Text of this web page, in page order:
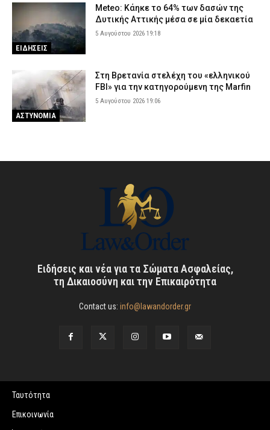
ΕΙΔΗΣΕΙΣ
Meteo: Κάηκε το 64% των δασών της
Δυτικής Αττικής μέσα σε μία δεκαετία
5 Αυγούστου 2026 19:18
ΑΣΤΥΝΟΜΙΑ
Στη Βρετανία στελέχη του «ελληνικού
FBI» για την κατηγορούμενη της Marfin
5 Αυγούστου 2026 19:06
Ειδήσεις και νέα για τα Σώματα Ασφαλείας,
τη Δικαιοσύνη και την Επικαιρότητα
Contact us: info@lawandorder.gr
Ταυτότητα
Επικοινωνία